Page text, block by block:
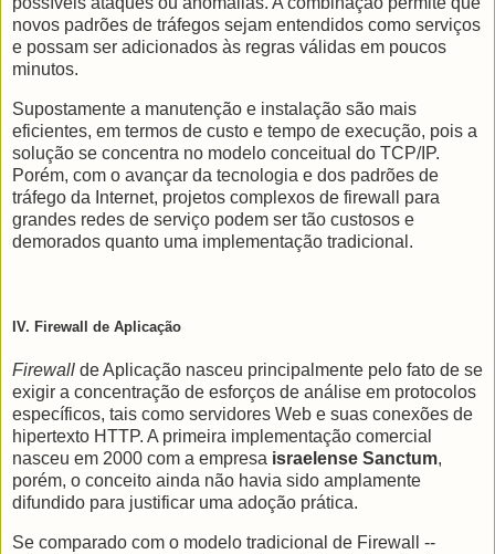
novos padrões de tráfegos sejam entendidos como serviços
e possam ser adicionados às regras válidas em poucos
minutos.
Supostamente a manutenção e instalação são mais
eficientes, em termos de custo e tempo de execução, pois a
solução se concentra no modelo conceitual do TCP/IP.
Porém, com o avançar da tecnologia e dos padrões de
tráfego da Internet, projetos complexos de firewall para
grandes redes de serviço podem ser tão custosos e
demorados quanto uma implementação tradicional.
IV. Firewall de Aplicação
Firewall de Aplicação nasceu principalmente pelo fato de se
exigir a concentração de esforços de análise em protocolos
específicos, tais como servidores Web e suas conexões de
hipertexto HTTP. A primeira implementação comercial
nasceu em 2000 com a empresa israelense Sanctum,
porém, o conceito ainda não havia sido amplamente
difundido para justificar uma adoção prática.
Se comparado com o modelo tradicional de Firewall --